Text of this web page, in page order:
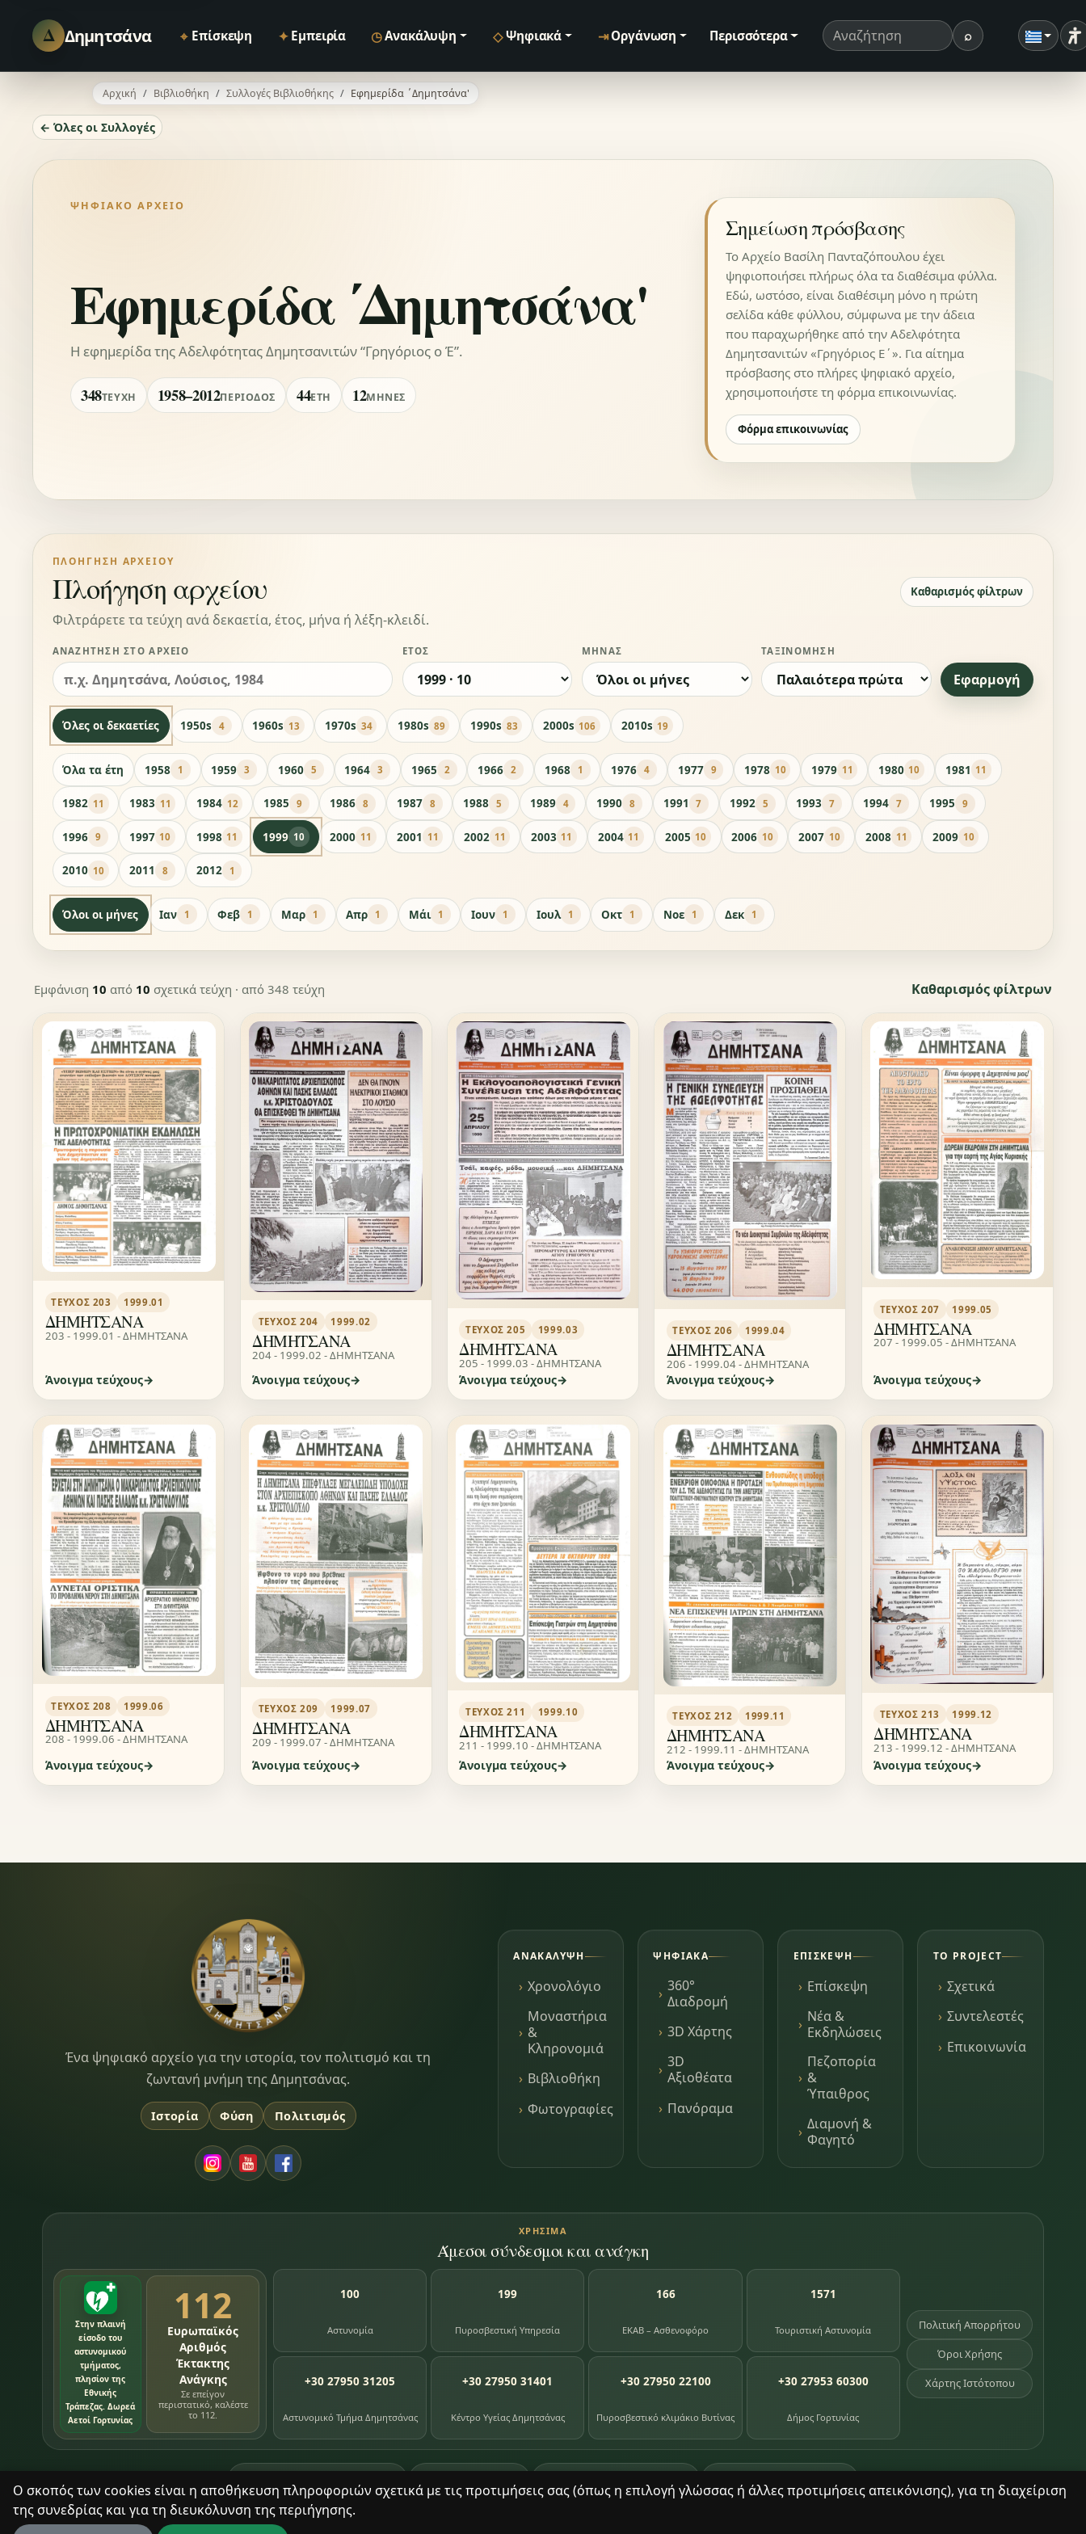
Ο σκοπός των cookies είναι η αποθήκευση πληροφοριών σχετικά με τις προτιμήσεις σας (όπως η επιλογή γλώσσας ή άλλες προτιμήσεις απεικόνισης), για τη διαχείριση
της συνεδρίας και για τη διευκόλυνση της περιήγησης.
Δ Δημητσάνα ⌖ Επίσκεψη ✦ Εμπειρία ◷Ανακάλυψη ◇ Ψηφιακά ⇥ Οργάνωση Περισσότερα Όρος αναζήτησης ⌕Αναζήτηση
Αρχική Βιβλιοθήκη Συλλογές Βιβλιοθήκης Εφημερίδα ΄Δημητσάνα'
← Όλες οι Συλλογές
ΨΗΦΙΑΚΌ ΑΡΧΕΊΟ
Εφημερίδα ΄Δημητσάνα'
Η εφημερίδα της Αδελφότητας Δημητσανιτών “Γρηγόριος ο Έ”.
348ΤΕΎΧΗ 1958–2012ΠΕΡΊΟΔΟΣ 44ΈΤΗ 12ΜΉΝΕΣ
Σημείωση πρόσβασης
Το Αρχείο Βασίλη Πανταζόπουλου έχει
ψηφιοποιήσει πλήρως όλα τα διαθέσιμα φύλλα.
Εδώ, ωστόσο, είναι διαθέσιμη μόνο η πρώτη
σελίδα κάθε φύλλου, σύμφωνα με την άδεια
που παραχωρήθηκε από την Αδελφότητα
Δημητσανιτών «Γρηγόριος Ε΄». Για αίτημα
πρόσβασης στο πλήρες ψηφιακό αρχείο,
χρησιμοποιήστε τη φόρμα επικοινωνίας.
Φόρμα επικοινωνίας
ΠΛΟΉΓΗΣΗ ΑΡΧΕΊΟΥ
Πλοήγηση αρχείου
Φιλτράρετε τα τεύχη ανά δεκαετία, έτος, μήνα ή λέξη-κλειδί.
Καθαρισμός φίλτρων
ΑΝΑΖΉΤΗΣΗ ΣΤΟ ΑΡΧΕΊΟ ΈΤΟΣ ΜΉΝΑΣ ΤΑΞΙΝΌΜΗΣΗ
Εφαρμογή
Όλες οι δεκαετίες 1950s 4 1960s 13 1970s 34 1980s 89 1990s 83 2000s 106 2010s 19
Όλα τα έτη 1958 1 1959 3 1960 5 1964 3 1965 2 1966 2 1968 1 1976 4 1977 9 1978 10 1979 11 1980 10 1981 11
1982 11 1983 11 1984 12 1985 9 1986 8 1987 8 1988 5 1989 4 1990 8 1991 7 1992 5 1993 7 1994 7 1995 9
1996 9 1997 10 1998 11 1999 10 2000 11 2001 11 2002 11 2003 11 2004 11 2005 10 2006 10 2007 10 2008 11 2009 10
2010 10 2011 8 2012 1
Όλοι οι μήνες Ιαν 1 Φεβ 1 Μαρ 1 Απρ 1 Μάι 1 Ιουν 1 Ιουλ 1 Οκτ 1 Νοε 1 Δεκ 1
Εμφάνιση 10 από 10 σχετικά τεύχη · από 348 τεύχη Καθαρισμός φίλτρων
ΤΕΎΧΟΣ 203 1999.01
ΔΗΜΗΤΣΑΝΑ
203 - 1999.01 - ΔΗΜΗΤΣΑΝΑ
Άνοιγμα τεύχους
ΤΕΎΧΟΣ 204 1999.02
ΔΗΜΗΤΣΑΝΑ
204 - 1999.02 - ΔΗΜΗΤΣΑΝΑ
Άνοιγμα τεύχους
ΤΕΎΧΟΣ 205 1999.03
ΔΗΜΗΤΣΑΝΑ
205 - 1999.03 - ΔΗΜΗΤΣΑΝΑ
Άνοιγμα τεύχους
ΤΕΎΧΟΣ 206 1999.04
ΔΗΜΗΤΣΑΝΑ
206 - 1999.04 - ΔΗΜΗΤΣΑΝΑ
Άνοιγμα τεύχους
ΤΕΎΧΟΣ 207 1999.05
ΔΗΜΗΤΣΑΝΑ
207 - 1999.05 - ΔΗΜΗΤΣΑΝΑ
Άνοιγμα τεύχους
ΤΕΎΧΟΣ 208 1999.06
ΔΗΜΗΤΣΑΝΑ
208 - 1999.06 - ΔΗΜΗΤΣΑΝΑ
Άνοιγμα τεύχους
ΤΕΎΧΟΣ 209 1999.07
ΔΗΜΗΤΣΑΝΑ
209 - 1999.07 - ΔΗΜΗΤΣΑΝΑ
Άνοιγμα τεύχους
ΤΕΎΧΟΣ 211 1999.10
ΔΗΜΗΤΣΑΝΑ
211 - 1999.10 - ΔΗΜΗΤΣΑΝΑ
Άνοιγμα τεύχους
ΤΕΎΧΟΣ 212 1999.11
ΔΗΜΗΤΣΑΝΑ
212 - 1999.11 - ΔΗΜΗΤΣΑΝΑ
Άνοιγμα τεύχους
ΤΕΎΧΟΣ 213 1999.12
ΔΗΜΗΤΣΑΝΑ
213 - 1999.12 - ΔΗΜΗΤΣΑΝΑ
Άνοιγμα τεύχους
Dimitsana.gr
Ένα ψηφιακό αρχείο για την ιστορία, τον πολιτισμό και τη
ζωντανή μνήμη της Δημητσάνας.
Ιστορία Φύση Πολιτισμός
ΑΝΑΚΆΛΥΨΗ
Χρονολόγιο
Μοναστήρια
&
Κληρονομιά
Βιβλιοθήκη
Φωτογραφίες
ΨΗΦΙΑΚΆ
360°
Διαδρομή
3D Χάρτης
3D
Αξιοθέατα
Πανόραμα
ΕΠΊΣΚΕΨΗ
Επίσκεψη
Νέα &
Εκδηλώσεις
Πεζοπορία
&
Ύπαιθρος
Διαμονή &
Φαγητό
ΤΟ PROJECT
Σχετικά
Συντελεστές
Επικοινωνία
ΧΡΉΣΙΜΑ
Άμεσοι σύνδεσμοι και ανάγκη
Στην πλαινή
είσοδο του
αστυνομικού
τμήματος,
πλησίον της
Εθνικής
Τράπεζας. Δωρεά
Αετοί Γορτυνίας
112
Ευρωπαϊκός
Αριθμός
Έκτακτης
Ανάγκης
Σε επείγον
περιστατικό, καλέστε
το 112.
100
Αστυνομία
199
Πυροσβεστική Υπηρεσία
166
ΕΚΑΒ – Ασθενοφόρο
1571
Τουριστική Αστυνομία
+30 27950 31205
Αστυνομικό Τμήμα Δημητσάνας
+30 27950 31401
Κέντρο Υγείας Δημητσάνας
+30 27950 22100
Πυροσβεστικό κλιμάκιο Βυτίνας
+30 27953 60300
Δήμος Γορτυνίας
Πολιτική Απορρήτου
Όροι Χρήσης
Χάρτης Ιστότοπου
76 εγγραφές χρονολογίου 87 φωτογραφίες βιβλία βιβλιοθήκης σημεία κληρονομιάς